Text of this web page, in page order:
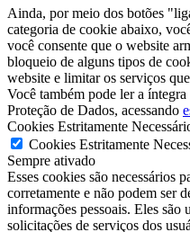
Ainda, por meio dos botões
categoria de cookie abaixo,
você consente que o website
bloqueio de alguns tipos de
website e limitar os serviços
Você também pode ler a
Proteção de Dados, acessando
Cookies Estritamente
Cookies Estritamente
Sempre ativado
Esses cookies são necessários
corretamente e não podem ser
informações pessoais. Eles são
solicitações de serviços dos